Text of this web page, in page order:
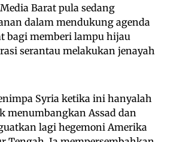
Barat pula sedang
dalam mendukung agenda
bagi memberi lampu hijau
serantau melakukan jenayah
Syria ketika ini hanyalah
menumbangkan Assad dan
lagi hegemoni Amerika